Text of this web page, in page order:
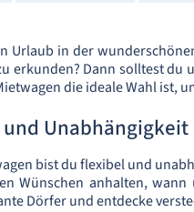
Urlaub in der
erkunden? Dann solltest
die ideale Wahl ist,
Unabhängigkeit
bist du flexibel und
Wünschen anhalten,
Dörfer und entdecke